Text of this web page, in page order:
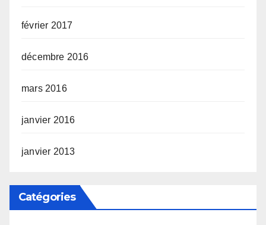
février 2017
décembre 2016
mars 2016
janvier 2016
janvier 2013
Catégories